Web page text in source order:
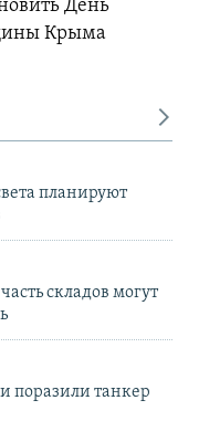
День
Крыма
планируют
складов могут
поразили танкер